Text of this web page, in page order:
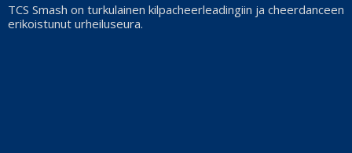
TCS Smash on turkulainen kilpacheerleadingiin ja cheerdanceen
erikoistunut urheiluseura.